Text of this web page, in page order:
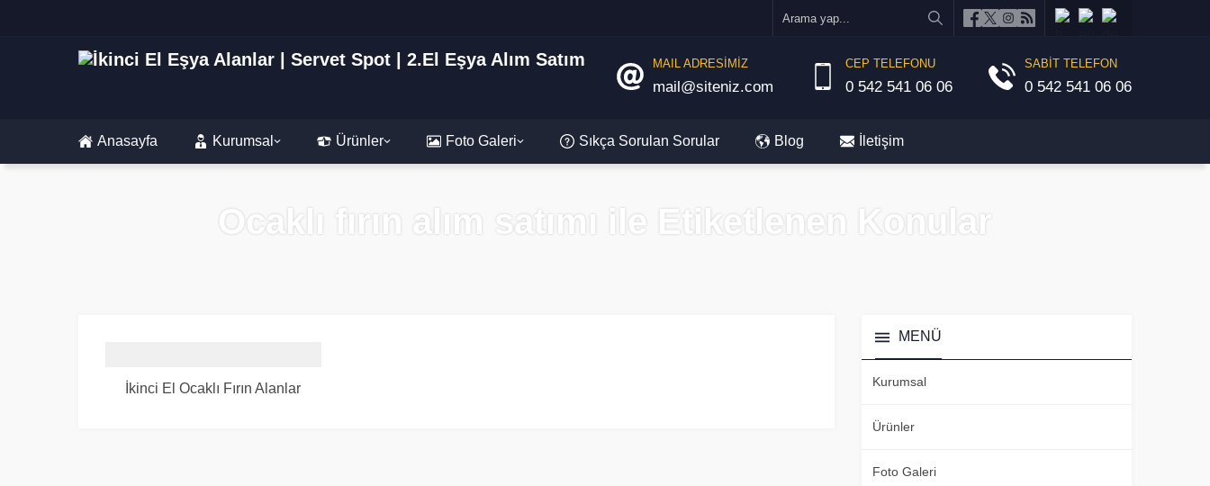
MAIL ADRESİMİZ
mail@siteniz.com
CEP TELEFONU
0 542 541 06 06
SABİT TELEFON
0 542 541 06 06
Anasayfa Kurumsal Ürünler Foto Galeri Sıkça Sorulan Sorular Blog İletişim
Ocaklı fırın alım satımı ile Etiketlenen Konular
İkinci El Ocaklı Fırın Alanlar
MENÜ
Kurumsal
Ürünler
Foto Galeri